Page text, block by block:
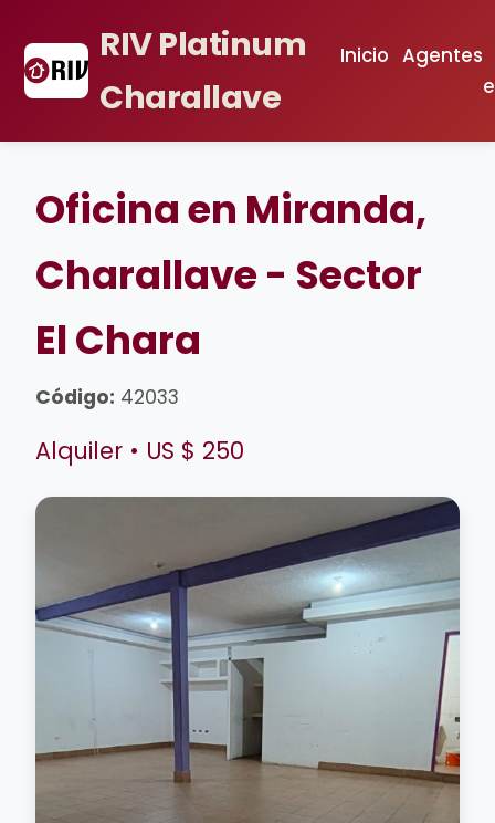
RIV Platinum
Charallave
Inicio Agentes
Oficina en Miranda,
Charallave - Sector
El Chara
Código: 42033
Alquiler • US $ 250